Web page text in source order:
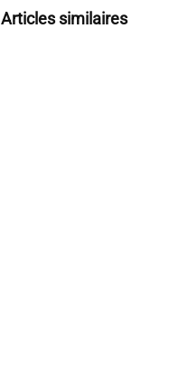
Articles similaires